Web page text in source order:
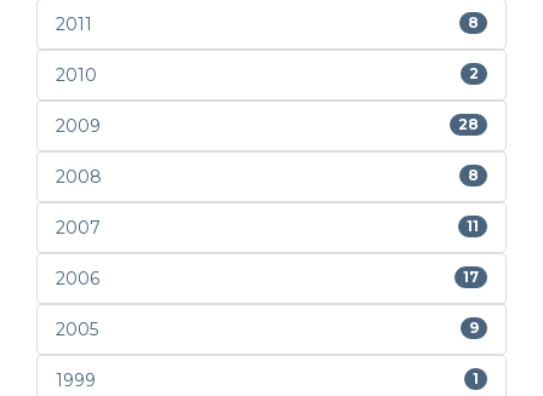
2011 8
2010 2
2009 28
2008 8
2007 11
2006 17
2005 9
1999 1